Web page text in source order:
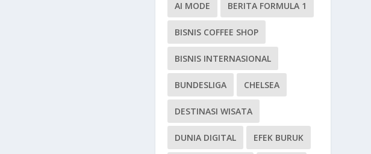
AI MODE BERITA FORMULA 1
BISNIS COFFEE SHOP
BISNIS INTERNASIONAL
BUNDESLIGA CHELSEA
DESTINASI WISATA
DUNIA DIGITAL EFEK BURUK